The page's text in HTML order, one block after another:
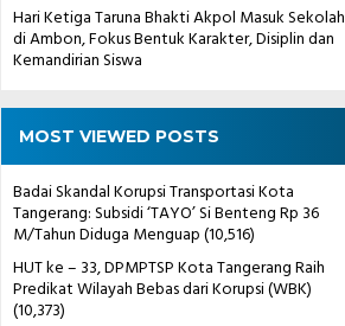
Hari Ketiga Taruna Bhakti Akpol Masuk Sekolah
di Ambon, Fokus Bentuk Karakter, Disiplin dan
Kemandirian Siswa
MOST VIEWED POSTS
Badai Skandal Korupsi Transportasi Kota
Tangerang: Subsidi ‘TAYO’ Si Benteng Rp 36
M/Tahun Diduga Menguap(10,516)
HUT ke – 33, DPMPTSP Kota Tangerang Raih
Predikat Wilayah Bebas dari Korupsi (WBK)
(10,373)